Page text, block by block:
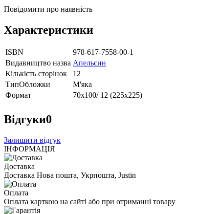
Повідомити про наявність
Характеристики
ISBN
978-617-7558-00-1
Видавництво назва Апельсин
Кількість сторінок
12
ТипОбложки
М'яка
Формат
70х100/ 12 (225х225)
Відгуки0
Залишити відгук
ІНФОРМАЦІЯ
Доставка
Доставка Нова пошта, Укрпошта, Justin
Оплата
Оплата карткою на сайті або при отриманні товару